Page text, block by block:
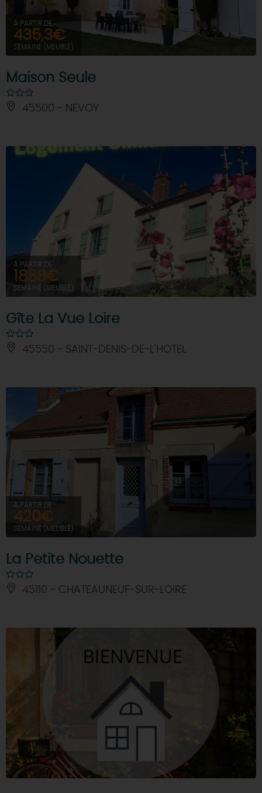
À PARTIR DE
435,3€
SEMAINE (MEUBLÉ)
Maison Seule
45500 - NEVOY
À PARTIR DE
1888€
SEMAINE (MEUBLÉ)
Gîte La Vue Loire
45550 - SAINT-DENIS-DE-L'HOTEL
À PARTIR DE
420€
SEMAINE (MEUBLÉ)
La Petite Nouette
45110 - CHATEAUNEUF-SUR-LOIRE